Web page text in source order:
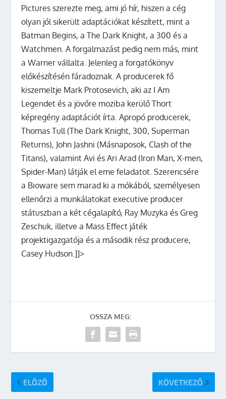
Pictures szerezte meg, ami jó hír, hiszen a cég
olyan jól sikerült adaptációkat készített, mint a
Batman Begins, a The Dark Knight, a 300 és a
Watchmen. A forgalmazást pedig nem más, mint
a Warner vállalta. Jelenleg a forgatókönyv
előkészítésén fáradoznak. A producerek fő
kiszemeltje Mark Protosevich, aki az I Am
Legendet és a jövőre moziba kerülő Thort
képregény adaptációt írta. Apropó producerek,
Thomas Tull (The Dark Knight, 300, Superman
Returns), John Jashni (Másnaposok, Clash of the
Titans), valamint Avi és Ari Arad (Iron Man, X-men,
Spider-Man) látják el eme feladatot. Szerencsére
a Bioware sem marad ki a mókából, személyesen
ellenőrzi a munkálatokat executive producer
státuszban a két cégalapító, Ray Muzyka és Greg
Zeschuk, illetve a Mass Effect játék
projektigazgatója és a második rész producere,
Casey Hudson.]]>
OSSZA MEG:
ELŐZŐ KÖVETKEZŐ